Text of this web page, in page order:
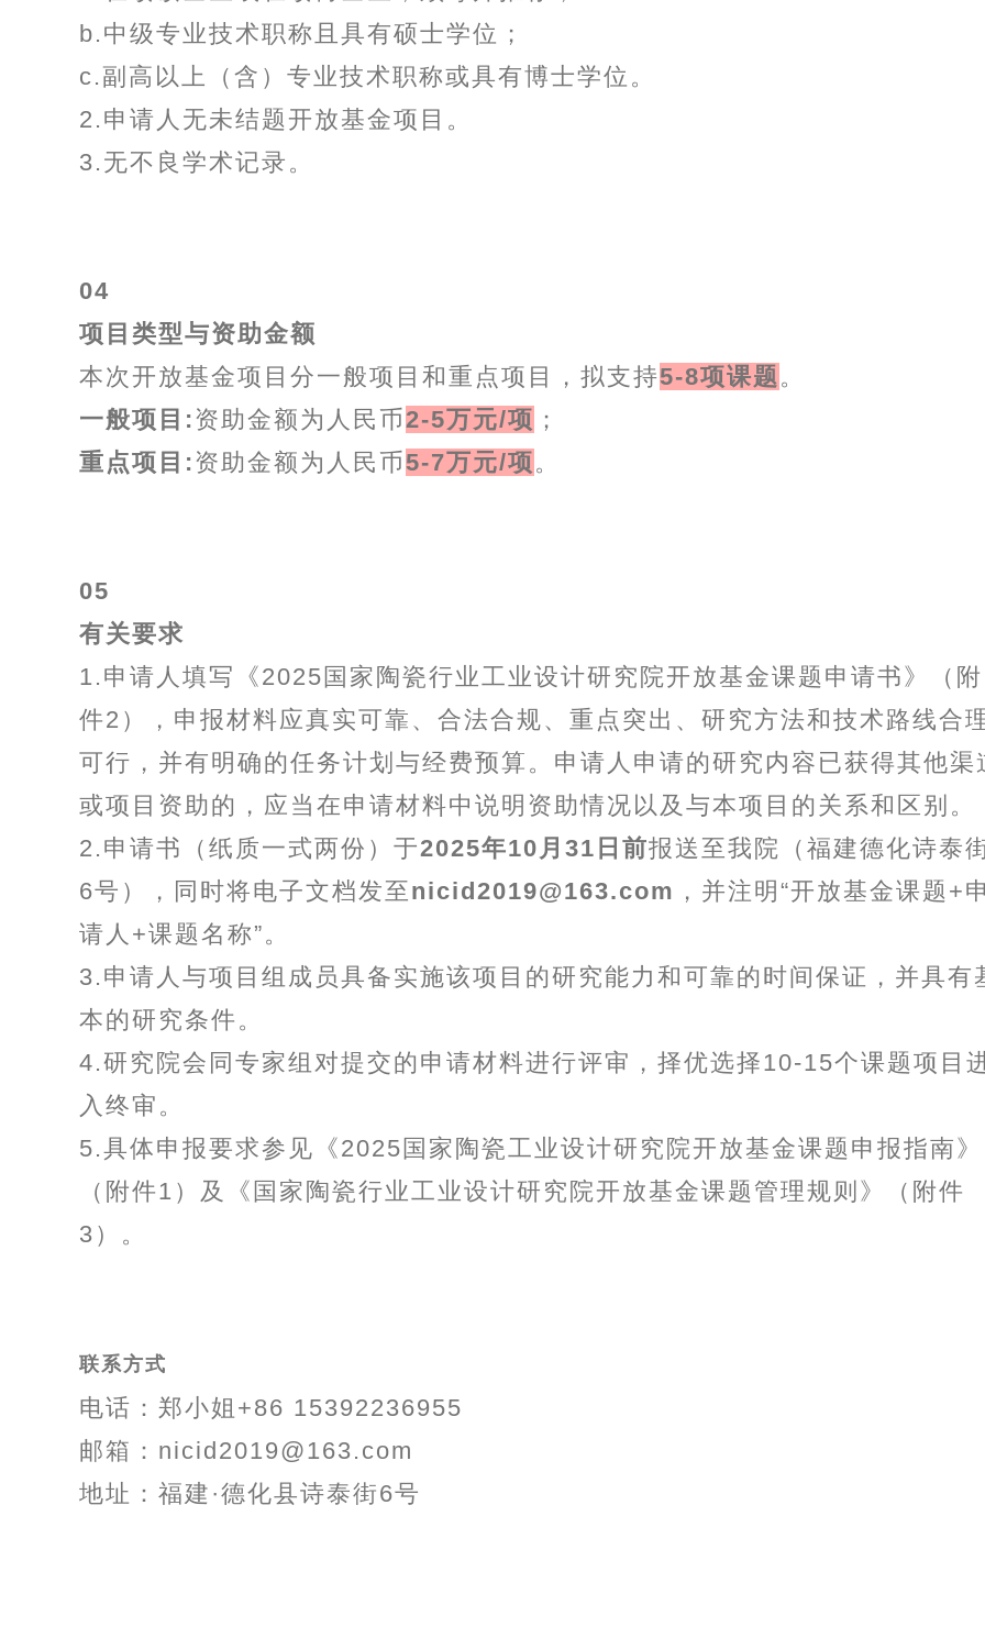
b.中级专业技术职称且具有硕士学位；
c.副高以上（含）专业技术职称或具有博士学位。
2.申请人无未结题开放基金项目。
3.无不良学术记录。
04
项目类型与资助金额
本次开放基金项目分一般项目和重点项目，拟支持5-8项课题。
一般项目:资助金额为人民币2-5万元/项 ；
重点项目:资助金额为人民币5-7万元/项。
05
有关要求
1.申请人填写《2025国家陶瓷行业工业设计研究院开放基金课题申请书》（附
件2），申报材料应真实可靠、合法合规、重点突出、研究方法和技术路线合
可行，并有明确的任务计划与经费预算。申请人申请的研究内容已获得其他渠
或项目资助的，应当在申请材料中说明资助情况以及与本项目的关系和区别。
2.申请书（纸质一式两份）于2025年10月31日 前报送至我院（福建德化诗泰
6号），同时将电子文档发至nicid2019@163.com ，并注明“开放基金课题+申
请人+课题名称”。
3.申请人与项目组成员具备实施该项目的研究能力和可靠的时间保证，并具有
本的研究条件。
4.研究院会同专家组对提交的申请材料进行评审，择优选择10-15个课题项目
入终审。
5.具体申报要求参见《2025国家陶瓷工业设计研究院开放基金课题申报指南》
（附件1）及《国家陶瓷行业工业设计研究院开放基金课题管理规则》（附件
3）。
联系方式
电话：郑小姐+86 15392236955
邮箱：nicid2019@163.com
地址：福建·德化县诗泰街6号